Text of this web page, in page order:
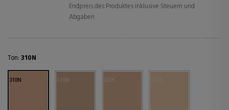
Endpreis des Produktes inklusive Steuern und
Abgaben
Ton: 310N
310N 330N 220C 125W